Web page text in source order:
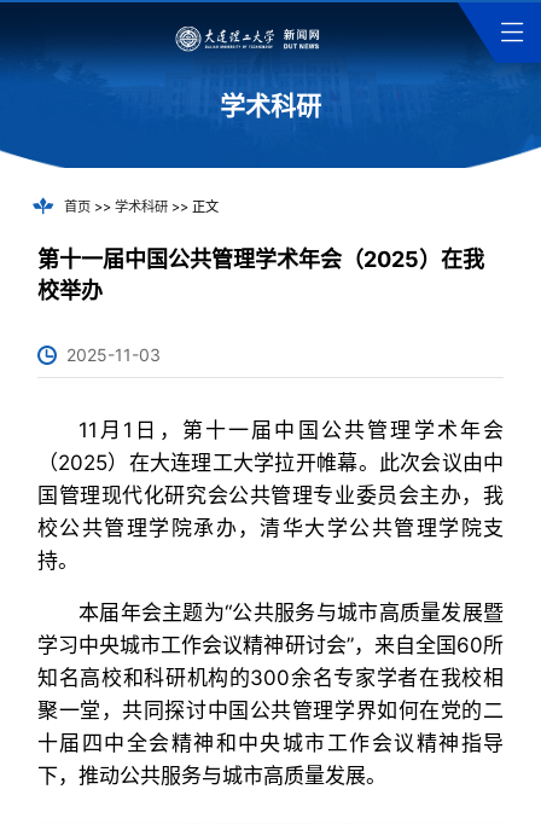
学术科研
首页>> 学术科研>> 正文
第十一届中国公共管理学术年会（2025）在我
校举办
2025-11-03
11月1日，第十一届中国公共管理学术年会
（2025）在大连理工大学拉开帷幕。此次会议由中
国管理现代化研究会公共管理专业委员会主办，我
校公共管理学院承办，清华大学公共管理学院支
持。
本届年会主题为“公共服务与城市高质量发展暨
学习中央城市工作会议精神研讨会”，来自全国60所
知名高校和科研机构的300余名专家学者在我校相
聚一堂，共同探讨中国公共管理学界如何在党的二
十届四中全会精神和中央城市工作会议精神指导
下，推动公共服务与城市高质量发展。